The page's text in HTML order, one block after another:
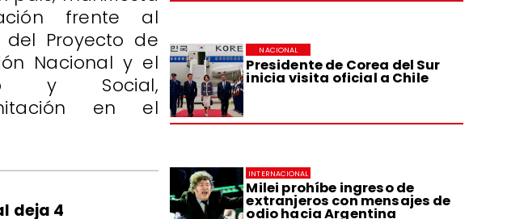
Presidente de Corea del Sur
inicia visita oficial a Chile
NACIONAL
Milei prohíbe ingreso de
extranjeros con mensajes de
odio hacia Argentina
INTERNACIONAL
deja 4
frente al
Proyecto de
Nacional y el
y Social,
en el